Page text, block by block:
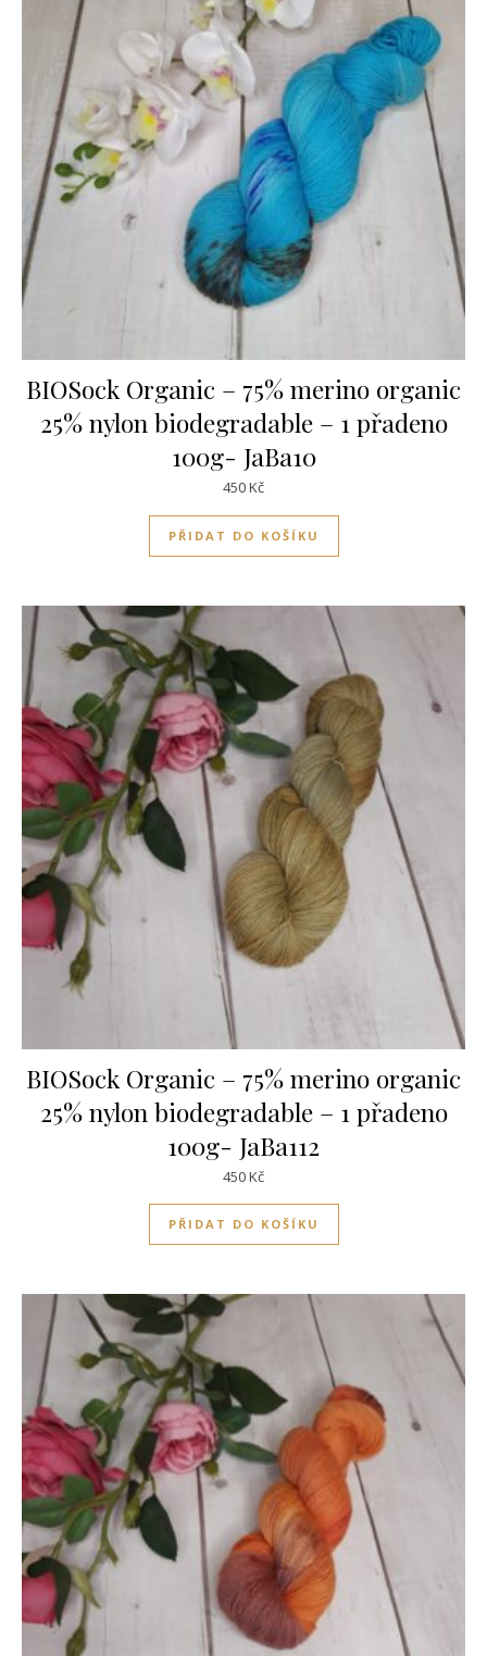
BIOSock Organic – 75% merino organic
25% nylon biodegradable – 1 přadeno
100g- JaBa10
450Kč
PŘIDAT DO KOŠÍKU
BIOSock Organic – 75% merino organic
25% nylon biodegradable – 1 přadeno
100g- JaBa112
450Kč
PŘIDAT DO KOŠÍKU